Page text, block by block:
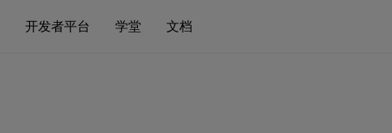
开发者平台 学堂 文档